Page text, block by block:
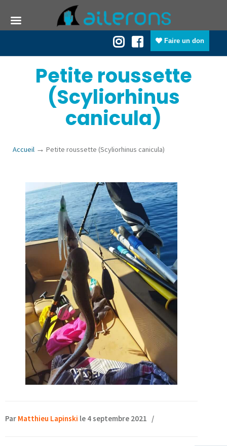
Faire un don
Petite roussette
(Scyliorhinus
canicula)
Accueil → Petite roussette (Scyliorhinus canicula)
Par Matthieu Lapinski le 4 septembre 2021 /